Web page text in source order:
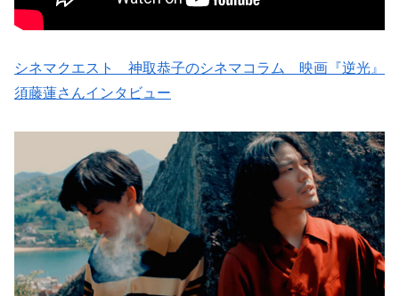
シネマクエスト 神取恭子のシネマコラム 映画『逆光』
須藤蓮さんインタビュー